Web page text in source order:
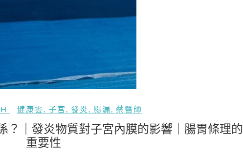
健康雲, 子宮 , 發炎 , 腸漏, 蔡醫師
？｜發炎物質對子宮內膜的影響｜腸胃條理的
重要性